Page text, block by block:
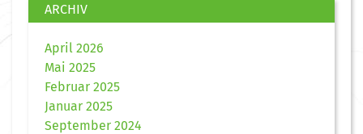
ARCHIV
April 2026
Mai 2025
Februar 2025
Januar 2025
September 2024